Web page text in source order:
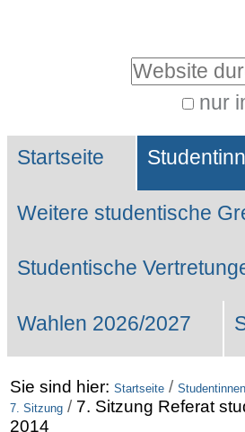
Website durchsuchen
nur
Suche…
Sektionen
Startseite
Weitere studentische
Studentische
Wahlen 2026/2027
Sie sind hier: Startseite /
7. Sitzung / 7. Sitzung Referat
2014